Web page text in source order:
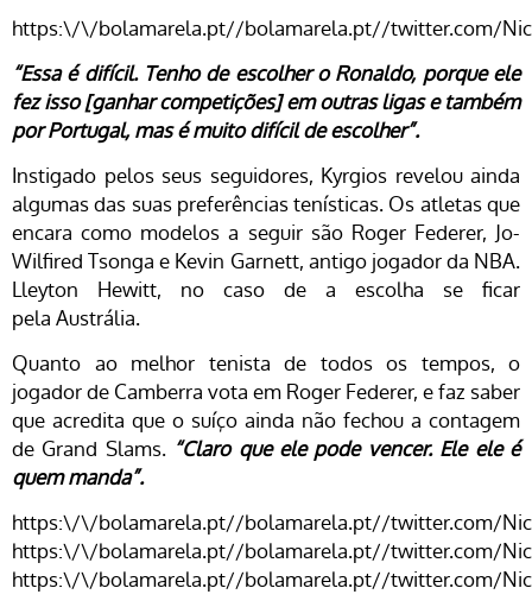
https:\/\/bolamarela.pt//bolamarela.pt//twitter.com/
“Essa é difícil. Tenho de escolher o Ronaldo, porque ele
fez isso [ganhar competições] em outras ligas e também
por Portugal, mas é muito difícil de escolher”.
Instigado pelos seus seguidores, Kyrgios revelou ainda
algumas das suas preferências tenísticas. Os atletas que
encara como modelos a seguir são Roger Federer, Jo-
Wilfired Tsonga e Kevin Garnett, antigo jogador da NBA.
Lleyton Hewitt, no caso de a escolha se ficar
pela Austrália.
Quanto ao melhor tenista de todos os tempos, o
jogador de Camberra vota em Roger Federer, e faz saber
que acredita que o suíço ainda não fechou a contagem
de Grand Slams. “Claro que ele pode vencer. Ele ele é
quem manda”.
https:\/\/bolamarela.pt//bolamarela.pt//twitter.com/
https:\/\/bolamarela.pt//bolamarela.pt//twitter.com/
https:\/\/bolamarela.pt//bolamarela.pt//twitter.com/